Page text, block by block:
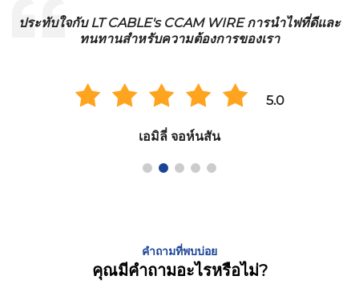
ประทับใจกับ LT CABLE's CCAM WIRE การนําไฟที่ดีและ
ทนทานสําหรับความต้องการของเรา
5.0
เอมิลี่ จอห์นสัน
คำถามที่พบบ่อย
คุณมีคำถามอะไรหรือไม่?